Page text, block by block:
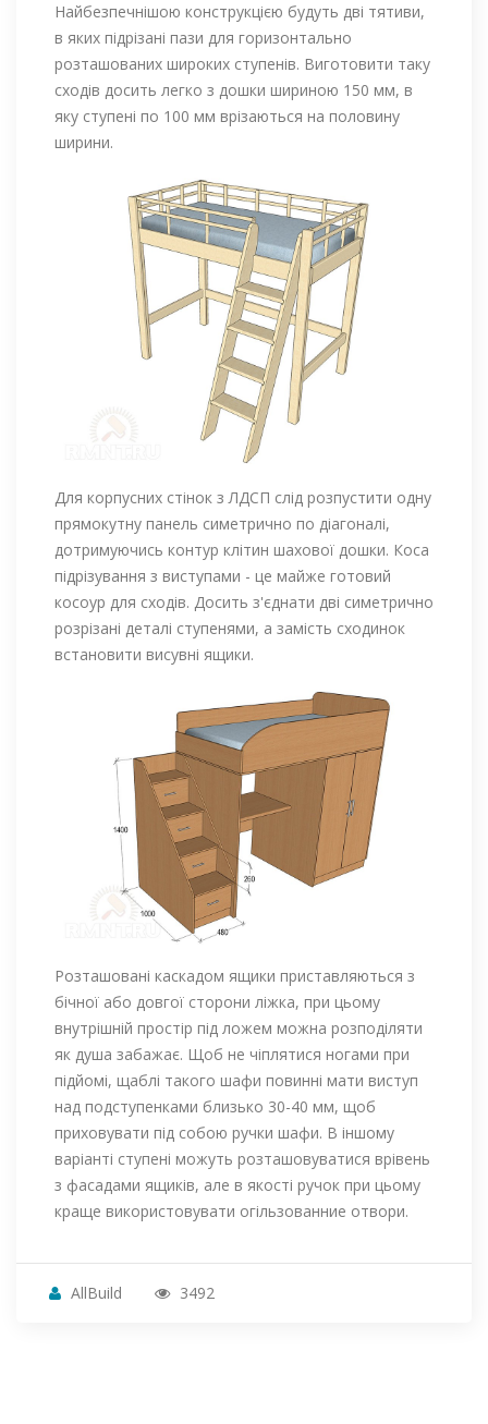
Найбезпечнішою конструкцією будуть дві тятиви,
в яких підрізані пази для горизонтально
розташованих широких ступенів. Виготовити таку
сходів досить легко з дошки шириною 150 мм, в
яку ступені по 100 мм врізаються на половину
ширини.
Для корпусних стінок з ЛДСП слід розпустити одну
прямокутну панель симетрично по діагоналі,
дотримуючись контур клітин шахової дошки. Коса
підрізування з виступами - це майже готовий
косоур для сходів. Досить з'єднати дві симетрично
розрізані деталі ступенями, а замість сходинок
встановити висувні ящики.
Розташовані каскадом ящики приставляються з
бічної або довгої сторони ліжка, при цьому
внутрішній простір під ложем можна розподіляти
як душа забажає. Щоб не чіплятися ногами при
підйомі, щаблі такого шафи повинні мати виступ
над подступенками близько 30-40 мм, щоб
приховувати під собою ручки шафи. В іншому
варіанті ступені можуть розташовуватися врівень
з фасадами ящиків, але в якості ручок при цьому
краще використовувати огільзованние отвори.
AllBuild 3492